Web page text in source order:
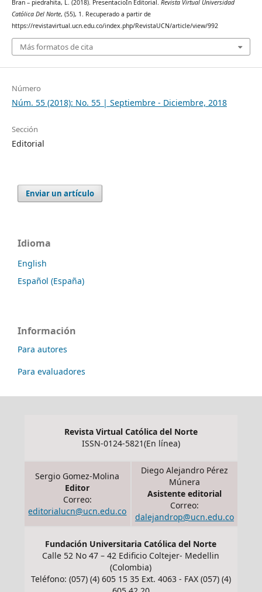
Bran – piedrahita, L. (2018). PresentacioÌn Editorial. Revista Virtual Universidad
Católica Del Norte, (55), 1. Recuperado a partir de
https://revistavirtual.ucn.edu.co/index.php/RevistaUCN/article/view/992
Más formatos de cita
Número
Núm. 55 (2018): No. 55 | Septiembre - Diciembre, 2018
Sección
Editorial
Enviar un artículo
Idioma
English
Español (España)
Información
Para autores
Para evaluadores
Revista Virtual Católica del Norte
ISSN-0124-5821(En línea)
Sergio Gomez-Molina
Editor
Correo:
editorialucn@ucn.edu.co
Diego Alejandro Pérez
Múnera
Asistente editorial
Correo:
dalejandrop@ucn.edu.co
Fundación Universitaria Católica del Norte
Calle 52 No 47 – 42 Edificio Coltejer- Medellin
(Colombia)
Teléfono: (057) (4) 605 15 35 Ext. 4063 - FAX (057) (4)